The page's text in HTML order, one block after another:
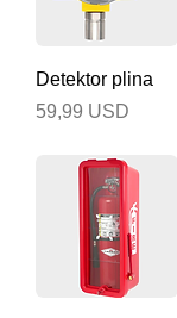
Detektor plina
Cijena
59,99 USD